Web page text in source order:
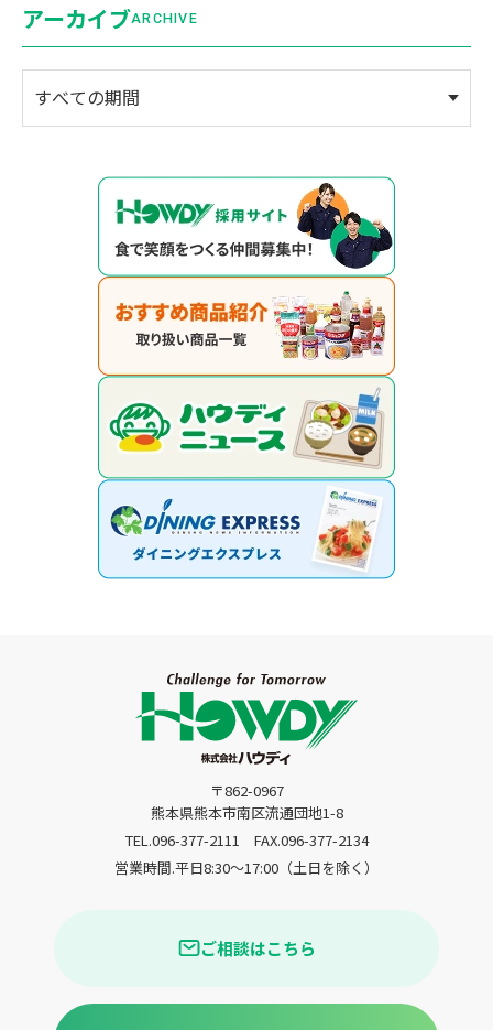
アーカイブARCHIVE
〒862-0967
熊本県熊本市南区流通団地1-8
TEL.096-377-2111
FAX.096-377-2134
営業時間.平日8:30〜17:00（土日を除く）
ご相談はこちら